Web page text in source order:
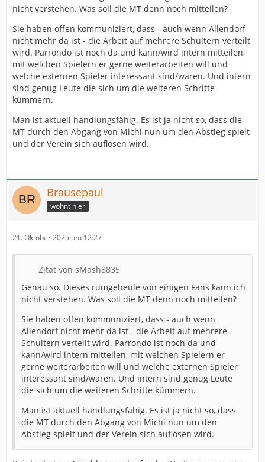
nicht verstehen. Was soll die MT denn noch mitteilen?
Sie haben offen kommuniziert, dass - auch wenn Allendorf
nicht mehr da ist - die Arbeit auf mehrere Schultern verteilt
wird. Parrondo ist noch da und kann/wird intern mitteilen,
mit welchen Spielern er gerne weiterarbeiten will und
welche externen Spieler interessant sind/wären. Und intern
sind genug Leute die sich um die weiteren Schritte
kümmern.
Man ist aktuell handlungsfähig. Es ist ja nicht so, dass die
MT durch den Abgang von Michi nun um den Abstieg spielt
und der Verein sich auflösen wird.
Brausepaul
wohnt hier
21. Oktober 2025 um 12:27
Zitat von sMash8835
Genau so. Dieses rumgeheule von einigen Fans kann ich
nicht verstehen. Was soll die MT denn noch mitteilen?
Sie haben offen kommuniziert, dass - auch wenn
Allendorf nicht mehr da ist - die Arbeit auf mehrere
Schultern verteilt wird. Parrondo ist noch da und
kann/wird intern mitteilen, mit welchen Spielern er
gerne weiterarbeiten will und welche externen Spieler
interessant sind/wären. Und intern sind genug Leute
die sich um die weiteren Schritte kümmern.
Man ist aktuell handlungsfähig. Es ist ja nicht so, dass
die MT durch den Abgang von Michi nun um den
Abstieg spielt und der Verein sich auflösen wird.